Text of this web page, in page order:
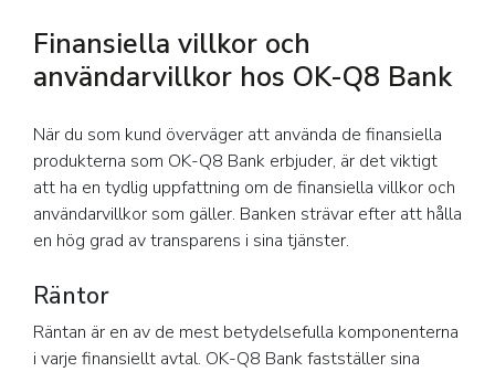
Finansiella villkor och
användarvillkor hos OK-Q8 Bank
När du som kund överväger att använda de finansiella
produkterna som OK-Q8 Bank erbjuder, är det viktigt
att ha en tydlig uppfattning om de finansiella villkor och
användarvillkor som gäller. Banken strävar efter att hålla
en hög grad av transparens i sina tjänster.
Räntor
Räntan är en av de mest betydelsefulla komponenterna
i varje finansiellt avtal. OK-Q8 Bank fastställer sina